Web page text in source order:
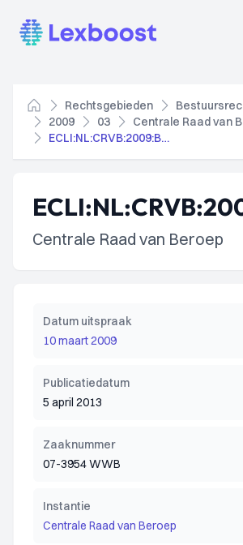
Lexboost
Home
Rechtsgebieden
2009
03
ECLI:NL:CRVB:2009:BH7208
Centrale Raad van Beroep
Datum uitspraak
10 maart 2009
Publicatiedatum
5 april 2013
Zaaknummer
07-3954 WWB
Instantie
Centrale Raad van Beroep